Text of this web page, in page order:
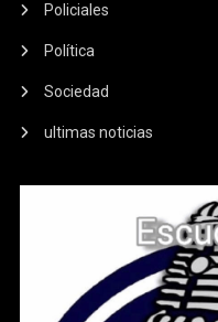
Policiales
Política
Sociedad
ultimas noticias